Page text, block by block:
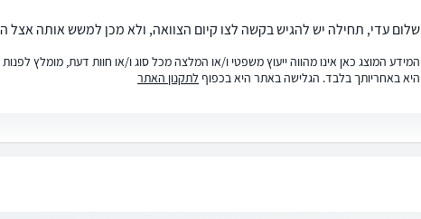
שלום עדי, תחילה יש להגיש בקשה לצו קיום הצוואה, ולא מכן למשש אותה אצל
המידע המוצג כאן אינו מהווה ייעוץ משפטי ו/או המלצה מכל סוג ו/או חוות דעת, מומלץ
היא באחריותך בלבד. הגלישה באתר היא בכפוף לתקנון האתר